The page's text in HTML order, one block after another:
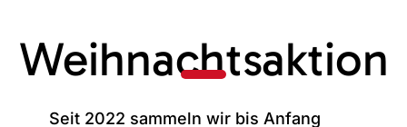
Weihnachtsaktion
Seit 2022 sammeln wir bis Anfang